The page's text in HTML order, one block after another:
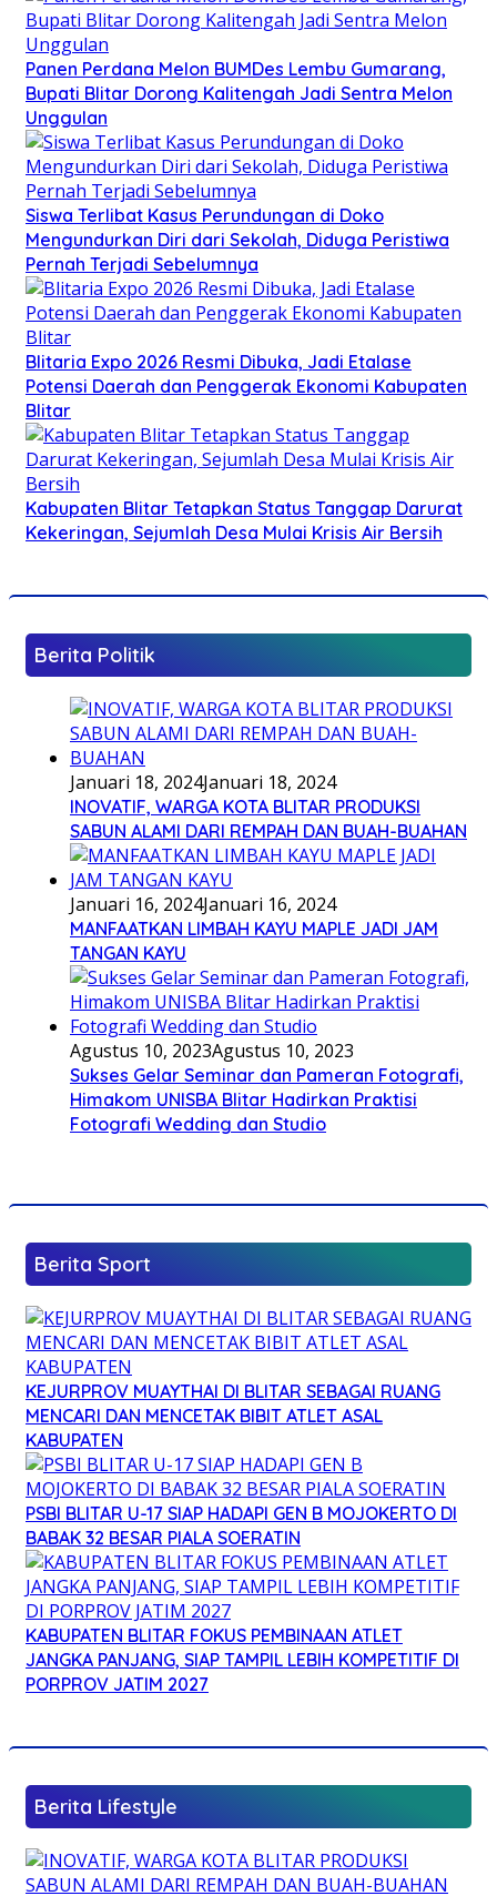
Panen Perdana Melon BUMDes Lembu Gumarang,
Bupati Blitar Dorong Kalitengah Jadi Sentra Melon
Unggulan
Siswa Terlibat Kasus Perundungan di Doko
Mengundurkan Diri dari Sekolah, Diduga Peristiwa
Pernah Terjadi Sebelumnya
Blitaria Expo 2026 Resmi Dibuka, Jadi Etalase
Potensi Daerah dan Penggerak Ekonomi Kabupaten
Blitar
Kabupaten Blitar Tetapkan Status Tanggap Darurat
Kekeringan, Sejumlah Desa Mulai Krisis Air Bersih
Berita Politik
Januari 18, 2024Januari 18, 2024
INOVATIF, WARGA KOTA BLITAR PRODUKSI
SABUN ALAMI DARI REMPAH DAN BUAH-BUAHAN
Januari 16, 2024Januari 16, 2024
MANFAATKAN LIMBAH KAYU MAPLE JADI JAM
TANGAN KAYU
Agustus 10, 2023Agustus 10, 2023
Sukses Gelar Seminar dan Pameran Fotografi,
Himakom UNISBA Blitar Hadirkan Praktisi
Fotografi Wedding dan Studio
Berita Sport
KEJURPROV MUAYTHAI DI BLITAR SEBAGAI RUANG
MENCARI DAN MENCETAK BIBIT ATLET ASAL
KABUPATEN
PSBI BLITAR U-17 SIAP HADAPI GEN B MOJOKERTO DI
BABAK 32 BESAR PIALA SOERATIN
KABUPATEN BLITAR FOKUS PEMBINAAN ATLET
JANGKA PANJANG, SIAP TAMPIL LEBIH KOMPETITIF DI
PORPROV JATIM 2027
Berita Lifestyle